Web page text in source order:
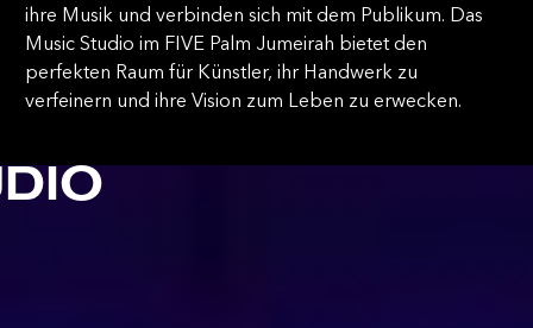
ihre Musik und verbinden sich mit dem Publikum. Das
Music Studio im FIVE Palm Jumeirah bietet den
perfekten Raum für Künstler, ihr Handwerk zu
verfeinern und ihre Vision zum Leben zu erwecken.